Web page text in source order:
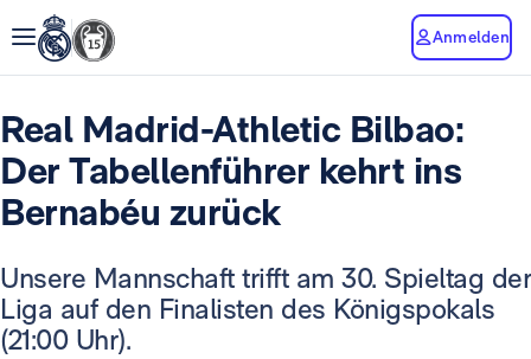
Anmelden
Real Madrid-Athletic Bilbao:
Der Tabellenführer kehrt ins
Bernabéu zurück
Unsere Mannschaft trifft am 30. Spieltag der
Liga auf den Finalisten des Königspokals
(21:00 Uhr).